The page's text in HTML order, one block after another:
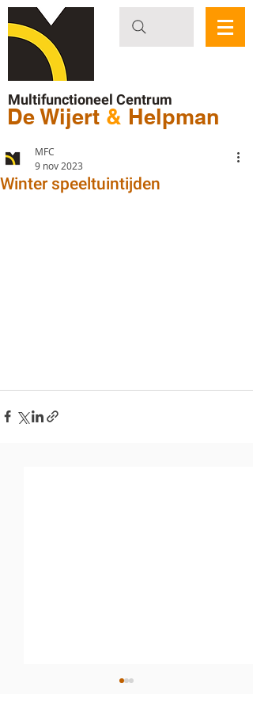
Multifunctioneel Centrum
De Wijert & Helpman
Winter speeltuintijden
MFC
9 nov 2023